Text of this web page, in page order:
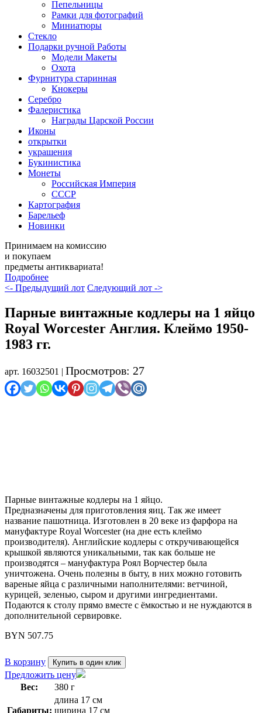
Пепельницы
Рамки для фотографий
Миниатюры
Стекло
Подарки ручной Работы
Модели Макеты
Охота
Фурнитура старинная
Кнокеры
Серебро
Фалеристика
Награды Царской России
Иконы
открытки
украшения
Букинистика
Монеты
Российская Империя
СССР
Картография
Барельеф
Новинки
Принимаем на комиссию
и покупаем
предметы антиквариата!
Подробнее
<- Предыдущий лот Следующий лот ->
Парные винтажные кодлеры на 1 яйцо
Royal Worcester Англия. Клеймо 1950-
1983 гг.
арт. 16032501 | Просмотров: 27
Парные винтажные кодлеры на 1 яйцо.
Предназначены для приготовления яиц. Так же имеет
название пашотница. Изготовлен в 20 веке из фарфора на
мануфактуре Royal Worcester (на дне есть клеймо
производителя). Английские кодлеры с откручивающейся
крышкой являются уникальными, так как больше не
производятся – мануфактура Роял Ворчестер была
уничтожена. Очень полезны в быту, в них можно готовить
вареные яйца с различными наполнителями: ветчиной,
курицей, зеленью, сыром и другими ингредиентами.
Подаются к столу прямо вместе с ёмкостью и не нуждаются в
дополнительной сервировке.
BYN 507.75
В корзину Купить в один клик
Предложить цену
Вес:
380 г
Габариты:
длина 17 см
ширина 17 см